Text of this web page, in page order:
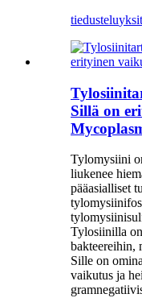
tiedustelu
Sillä on
Tylomysiini
liukenee
pääasialliset
Tylosiinilla
bakteereihin,
Sille on
vaikutus ja